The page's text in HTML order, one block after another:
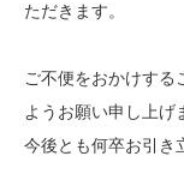
ただきます。
ご不便をおかけする
ようお願い申し上げ
今後とも何卒お引き